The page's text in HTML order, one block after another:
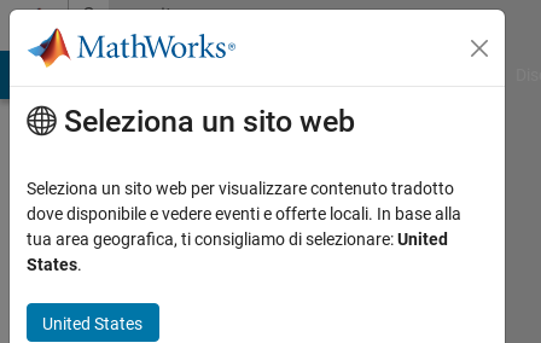
Vai al contenutoCommunity
Profile
Gülizar
Kaya
Attivo
Seleziona un sito web
Seleziona un sito web per visualizzare contenuto tradotto
dove disponibile e vedere eventi e offerte locali. In base alla
tua area geografica, ti consigliamo di selezionare:United
States.
United States